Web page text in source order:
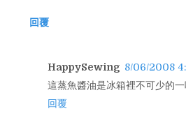
回覆
HappySewing 8/06/2008
這蒸魚醬油是冰箱裡不可少的一
回覆